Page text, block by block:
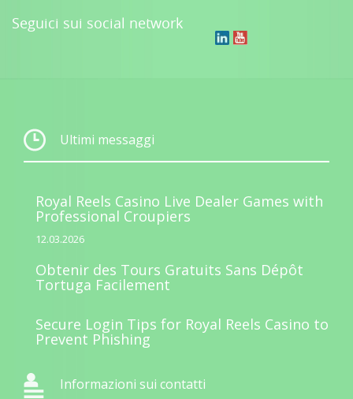
Seguici sui social network
Ultimi messaggi
Royal Reels Casino Live Dealer Games with
Professional Croupiers
12.03.2026
Obtenir des Tours Gratuits Sans Dépôt
Tortuga Facilement
Secure Login Tips for Royal Reels Casino to
Prevent Phishing
Informazioni sui contatti